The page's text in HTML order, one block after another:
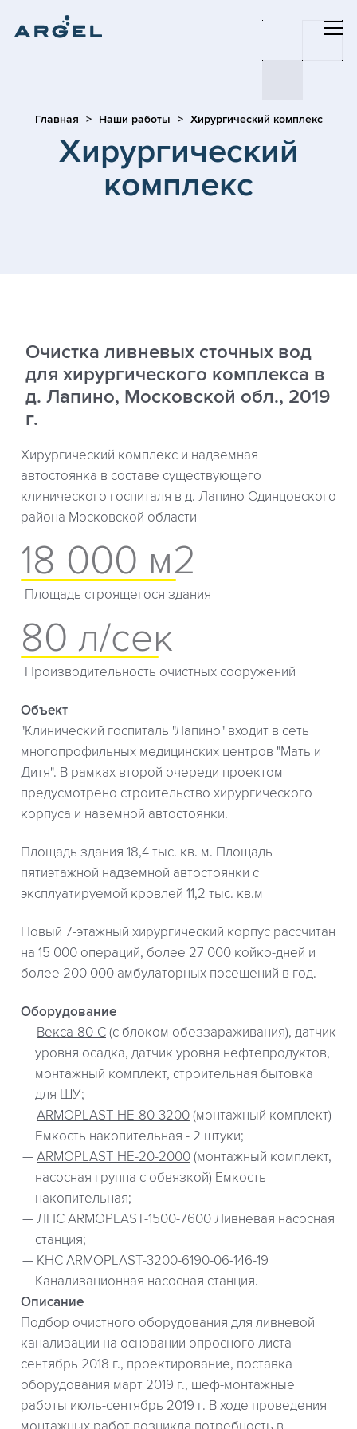
Главная Наши работы Хирургический комплекс
Хирургический
комплекс
Очистка ливневых сточных вод
для хирургического комплекса в
д. Лапино, Московской обл., 2019
г.
Хирургический комплекс и надземная
автостоянка в составе существующего
клинического госпиталя в д. Лапино Одинцовского
района Московской области
18 000 м2
Площадь строящегося здания
80 л/сек
Производительность очистных сооружений
Объект
"Клинический госпиталь "Лапино" входит в сеть
многопрофильных медицинских центров "Мать и
Дитя". В рамках второй очереди проектом
предусмотрено строительство хирургического
корпуса и наземной автостоянки.
Площадь здания 18,4 тыс. кв. м. Площадь
пятиэтажной надземной автостоянки с
эксплуатируемой кровлей 11,2 тыс. кв.м
Новый 7-этажный хирургический корпус рассчитан
на 15 000 операций, более 27 000 койко-дней и
более 200 000 амбулаторных посещений в год.
Оборудование
Векса-80-С (с блоком обеззараживания), датчик
уровня осадка, датчик уровня нефтепродуктов,
монтажный комплект, строительная бытовка
для ШУ;
ARMOPLAST НЕ-80-3200 (монтажный комплект)
Емкость накопительная - 2 штуки;
ARMOPLAST НЕ-20-2000 (монтажный комплект,
насосная группа с обвязкой) Емкость
накопительная;
ЛНС ARMOPLAST-1500-7600 Ливневая насосная
станция;
КНС ARMOPLAST-3200-6190-06-146-19
Канализационная насосная станция.
Описание
Подбор очистного оборудования для ливневой
канализации на основании опросного листа
сентябрь 2018 г., проектирование, поставка
оборудования март 2019 г., шеф-монтажные
работы июль-сентябрь 2019 г. В ходе проведения